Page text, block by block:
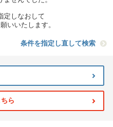
定しなおして
いいたします。
条件を指定し直して検索
ら